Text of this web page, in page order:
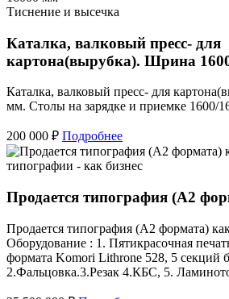
Тиснение и высечка
Каталка, валковый пресс- для
картона(вырубка). Шрина
Каталка, валковый пресс- для
мм. Столы на зарядке и приемке 1600/
200 000 ₽ Подробнее
типографии - как бизнес
Продается типография (А2
Продается типография (А2 формата)
Оборудование : 1. Пятикрасочная
формата Komori Lithrone 528, 5 секций
2.Фальцовка.3.Резак 4.КБС, 5.